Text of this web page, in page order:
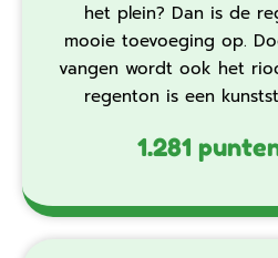
het plein? Dan is de
mooie toevoeging op.
vangen wordt ook het
regenton is een
1.281